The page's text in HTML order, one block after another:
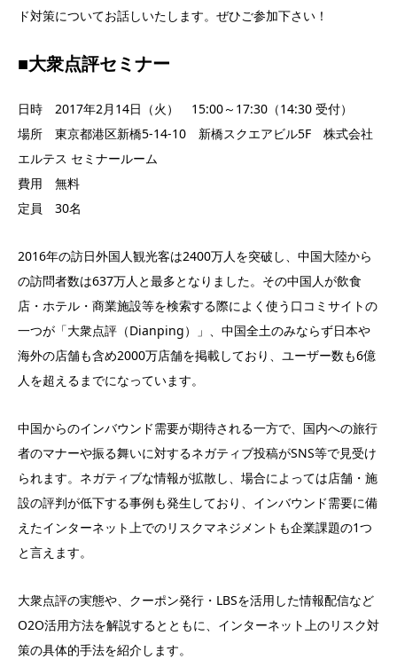
ド対策についてお話しいたします。ぜひご参加下さい！
■大衆点評セミナー
日時 2017年2月14日（火） 15:00～17:30（14:30 受付）
場所 東京都港区新橋5-14-10 新橋スクエアビル5F 株式会社
エルテス セミナールーム
費用 無料
定員 30名
2016年の訪日外国人観光客は2400万人を突破し、中国大陸から
の訪問者数は637万人と最多となりました。その中国人が飲食
店・ホテル・商業施設等を検索する際によく使う口コミサイトの
一つが「大衆点評（Dianping）」、中国全土のみならず日本や
海外の店舗も含め2000万店舗を掲載しており、ユーザー数も6億
人を超えるまでになっています。
中国からのインバウンド需要が期待される一方で、国内への旅行
者のマナーや振る舞いに対するネガティブ投稿がSNS等で見受け
られます。ネガティブな情報が拡散し、場合によっては店舗・施
設の評判が低下する事例も発生しており、インバウンド需要に備
えたインターネット上でのリスクマネジメントも企業課題の1つ
と言えます。
大衆点評の実態や、クーポン発行・LBSを活用した情報配信など
O2O活用方法を解説するとともに、インターネット上のリスク対
策の具体的手法を紹介します。